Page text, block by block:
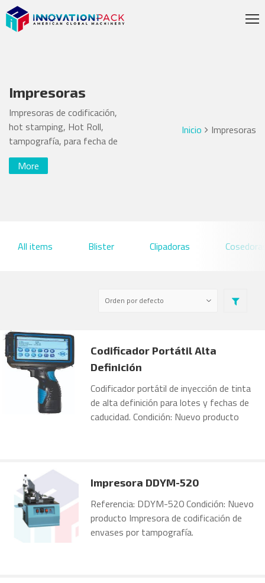
Impresoras
Impresoras de codificación,
hot stamping, Hot Roll,
tampografía, para fecha de
caducidad y lote. En
Guadalajara con distribución en
More
Inicio Impresoras
All items Blister Clipadoras
Codificador Portátil Alta
Definición
Codificador portátil de inyección de tinta
de alta definición para lotes y fechas de
caducidad. Condición: Nuevo producto
Impresora DDYM-520
Referencia: DDYM-520 Condición: Nuevo
producto Impresora de codificación de
envases por tampografía.